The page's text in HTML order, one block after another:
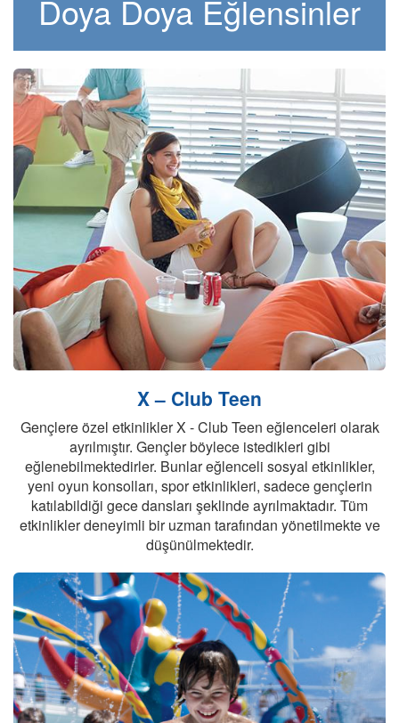
Kampanyalı Turlar
Doya Doya Eğlensinler
X – Club Teen
Gençlere özel etkinlikler X - Club Teen eğlenceleri olarak
ayrılmıştır. Gençler böylece istedikleri gibi
eğlenebilmektedirler. Bunlar eğlenceli sosyal etkinlikler,
yeni oyun konsolları, spor etkinlikleri, sadece gençlerin
katılabildiği gece dansları şeklinde ayrılmaktadır. Tüm
etkinlikler deneyimli bir uzman tarafından yönetilmekte ve
düşünülmektedir.